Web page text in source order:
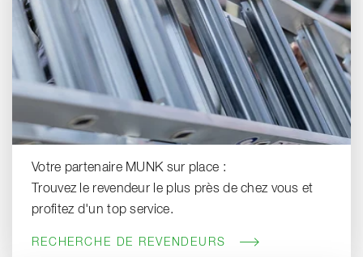
Votre partenaire MUNK sur place :
Trouvez le revendeur le plus près de chez vous et
profitez d'un top service.
RECHERCHE DE REVENDEURS